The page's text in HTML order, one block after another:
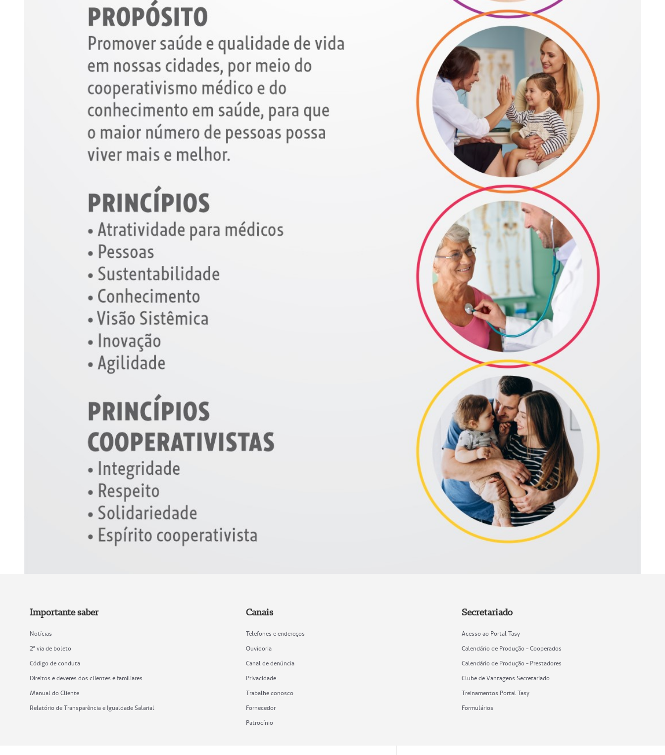
Importante saber
Notícias
2ª via de boleto
Código de conduta
Direitos e deveres dos clientes e familiares
Manual do Cliente
Relatório de Transparência e Igualdade Salarial
Canais
Telefones e endereços
Ouvidoria
Canal de denúncia
Privacidade
Trabalhe conosco
Fornecedor
Patrocínio
Secretariado
Acesso ao Portal Tasy
Calendário de Produção - Cooperados
Calendário de Produção - Prestadores
Clube de Vantagens Secretariado
Treinamentos Portal Tasy
Formulários